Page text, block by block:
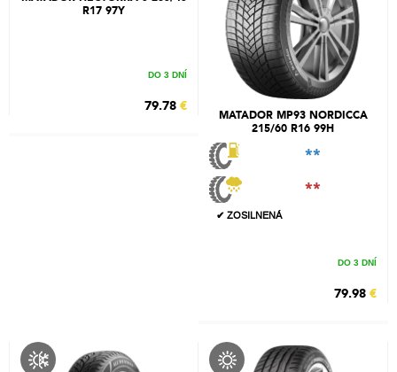
R17 97Y
DO 3 DNÍ
79.78 €
MATADOR MP93 NORDICCA
215/60 R16 99H
**
**
✔ ZOSILNENÁ
DO 3 DNÍ
79.98 €